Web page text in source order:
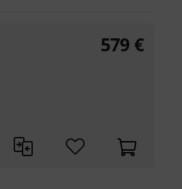
579 €